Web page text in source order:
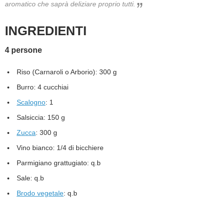
FORUM
aromatico che saprà deliziare proprio tutti.
INGREDIENTI
4 persone
Riso (Carnaroli o Arborio): 300 g
Burro: 4 cucchiai
Scalogno: 1
Salsiccia: 150 g
Zucca: 300 g
Vino bianco: 1/4 di bicchiere
Parmigiano grattugiato: q.b
Sale: q.b
Brodo vegetale: q.b